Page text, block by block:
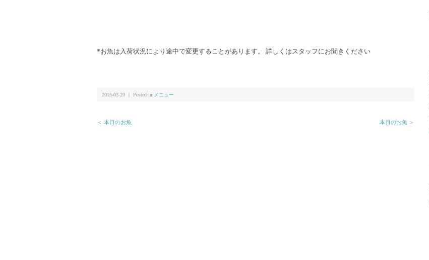
*お魚は入荷状況により途中で変更することがあります。 詳しくはスタッフにお聞きください
2015-03-20 ｜ Posted in メニュー
＜ 本日のお魚 本日のお魚 ＞